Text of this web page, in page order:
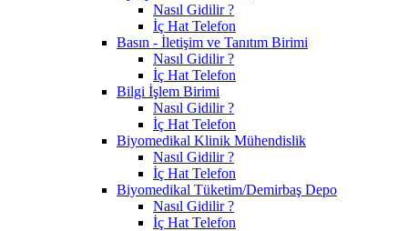
Nasıl Gidilir ?
İç Hat Telefon
Basın - İletişim ve Tanıtım Birimi
Nasıl Gidilir ?
İç Hat Telefon
Bilgi İşlem Birimi
Nasıl Gidilir ?
İç Hat Telefon
Biyomedikal Klinik Mühendislik
Nasıl Gidilir ?
İç Hat Telefon
Biyomedikal Tüketim/Demirbaş Depo
Nasıl Gidilir ?
İç Hat Telefon